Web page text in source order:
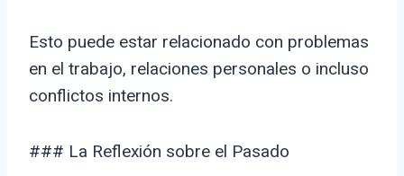
Esto puede estar relacionado con problemas
en el trabajo, relaciones personales o incluso
conflictos internos.
### La Reflexión sobre el Pasado